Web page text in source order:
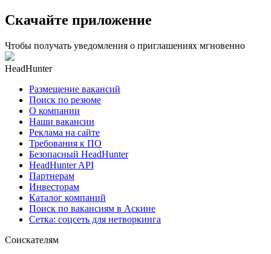
Скачайте приложение
Чтобы получать уведомления о приглашениях мгновенно
HeadHunter
Размещение вакансий
Поиск по резюме
О компании
Наши вакансии
Реклама на сайте
Требования к ПО
Безопасный HeadHunter
HeadHunter API
Партнерам
Инвесторам
Каталог компаний
Поиск по вакансиям в Аскине
Сетка: соцсеть для нетворкинга
Соискателям